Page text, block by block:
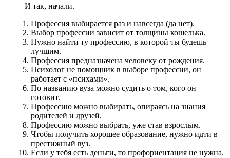
И так, начали.
Профессия выбирается раз и навсегда (да нет).
Выбор профессии зависит от толщины кошелька.
Нужно найти ту профессию, в которой ты будешь
лучшим.
Профессия предназначена человеку от рождения.
Психолог не помощник в выборе профессии, он
работает с «психами».
По названию вуза можно судить о том, кого он
готовит.
Профессию можно выбирать, опираясь на знания
родителей и друзей.
Профессию можно выбрать, уже став взрослым.
Чтобы получить хорошее образование, нужно идти в
престижный вуз.
Если у тебя есть деньги, то профориентация не нужна.